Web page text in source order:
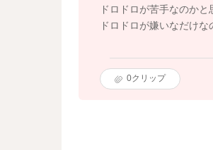
ドロドロが苦手なのか
ドロドロが嫌いなだけな
0クリップ